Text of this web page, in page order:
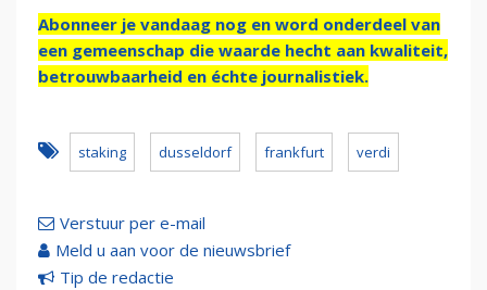
Abonneer je vandaag nog en word onderdeel van
een gemeenschap die waarde hecht aan kwaliteit,
betrouwbaarheid en échte journalistiek.
staking dusseldorf frankfurt verdi
Verstuur per e-mail
Meld u aan voor de nieuwsbrief
Tip de redactie